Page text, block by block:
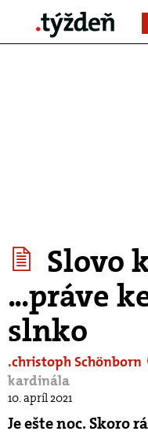
Slovo
...práve
slnko
.christoph Schönborn
kardinála
10. apríl 2021
Je ešte noc. Skoro